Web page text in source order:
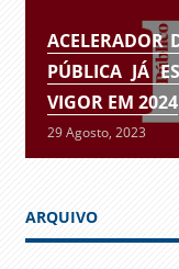
ACELERADOR
PÚBLICA JÁ
VIGOR EM 2024
29 Agosto, 2023
ARQUIVO